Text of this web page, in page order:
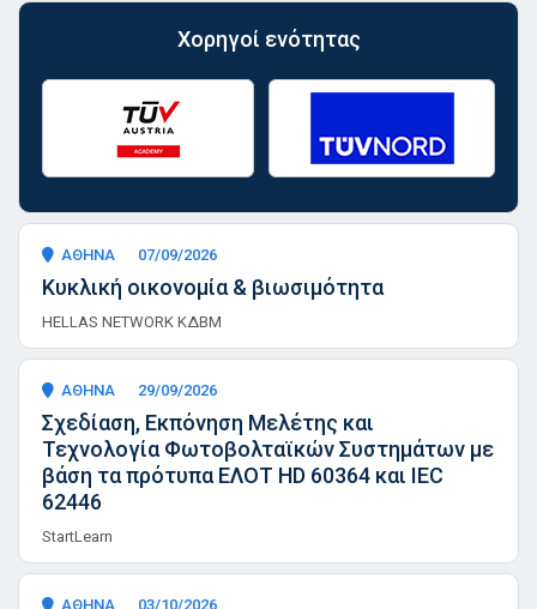
Χορηγοί ενότητας
ΑΘΗΝΑ 07/09/2026
Κυκλική οικονομία & βιωσιμότητα
HELLAS NETWORK ΚΔΒΜ
ΑΘΗΝΑ 29/09/2026
Σχεδίαση, Εκπόνηση Μελέτης και
Τεχνολογία Φωτοβολταϊκών Συστημάτων με
βάση τα πρότυπα ΕΛΟΤ HD 60364 και IEC
62446
StartLearn
ΑΘΗΝΑ 03/10/2026